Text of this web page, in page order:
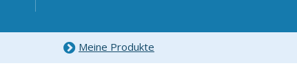
Meine Produkte